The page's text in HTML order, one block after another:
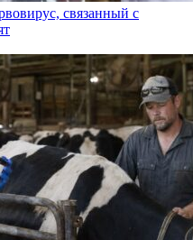
связанный с